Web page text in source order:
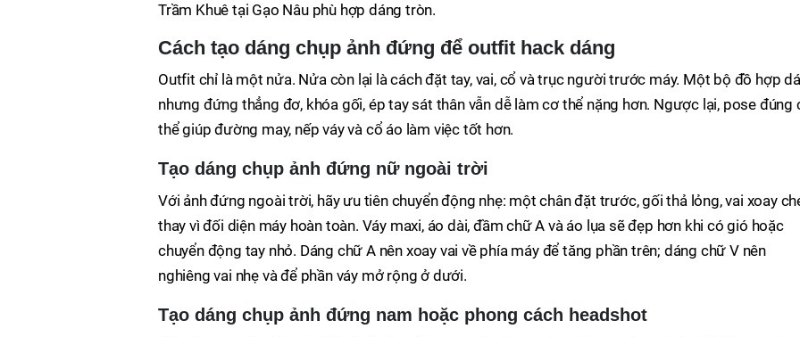
Trầm Khuê tại Gạo Nâu phù hợp dáng tròn.
Cách tạo dáng chụp ảnh đứng để outfit hack dáng
Outfit chỉ là một nửa. Nửa còn lại là cách đặt tay, vai, cổ và trục người trước máy. Một bộ đồ hợp
nhưng đứng thẳng đơ, khóa gối, ép tay sát thân vẫn dễ làm cơ thể nặng hơn. Ngược lại, pose đúng
thể giúp đường may, nếp váy và cổ áo làm việc tốt hơn.
Tạo dáng chụp ảnh đứng nữ ngoài trời
Với ảnh đứng ngoài trời, hãy ưu tiên chuyển động nhẹ: một chân đặt trước, gối thả lỏng, vai xoay
thay vì đối diện máy hoàn toàn. Váy maxi, áo dài, đầm chữ A và áo lụa sẽ đẹp hơn khi có gió hoặc
chuyển động tay nhỏ. Dáng chữ A nên xoay vai về phía máy để tăng phần trên; dáng chữ V nên
nghiêng vai nhẹ và để phần váy mở rộng ở dưới.
Tạo dáng chụp ảnh đứng nam hoặc phong cách headshot